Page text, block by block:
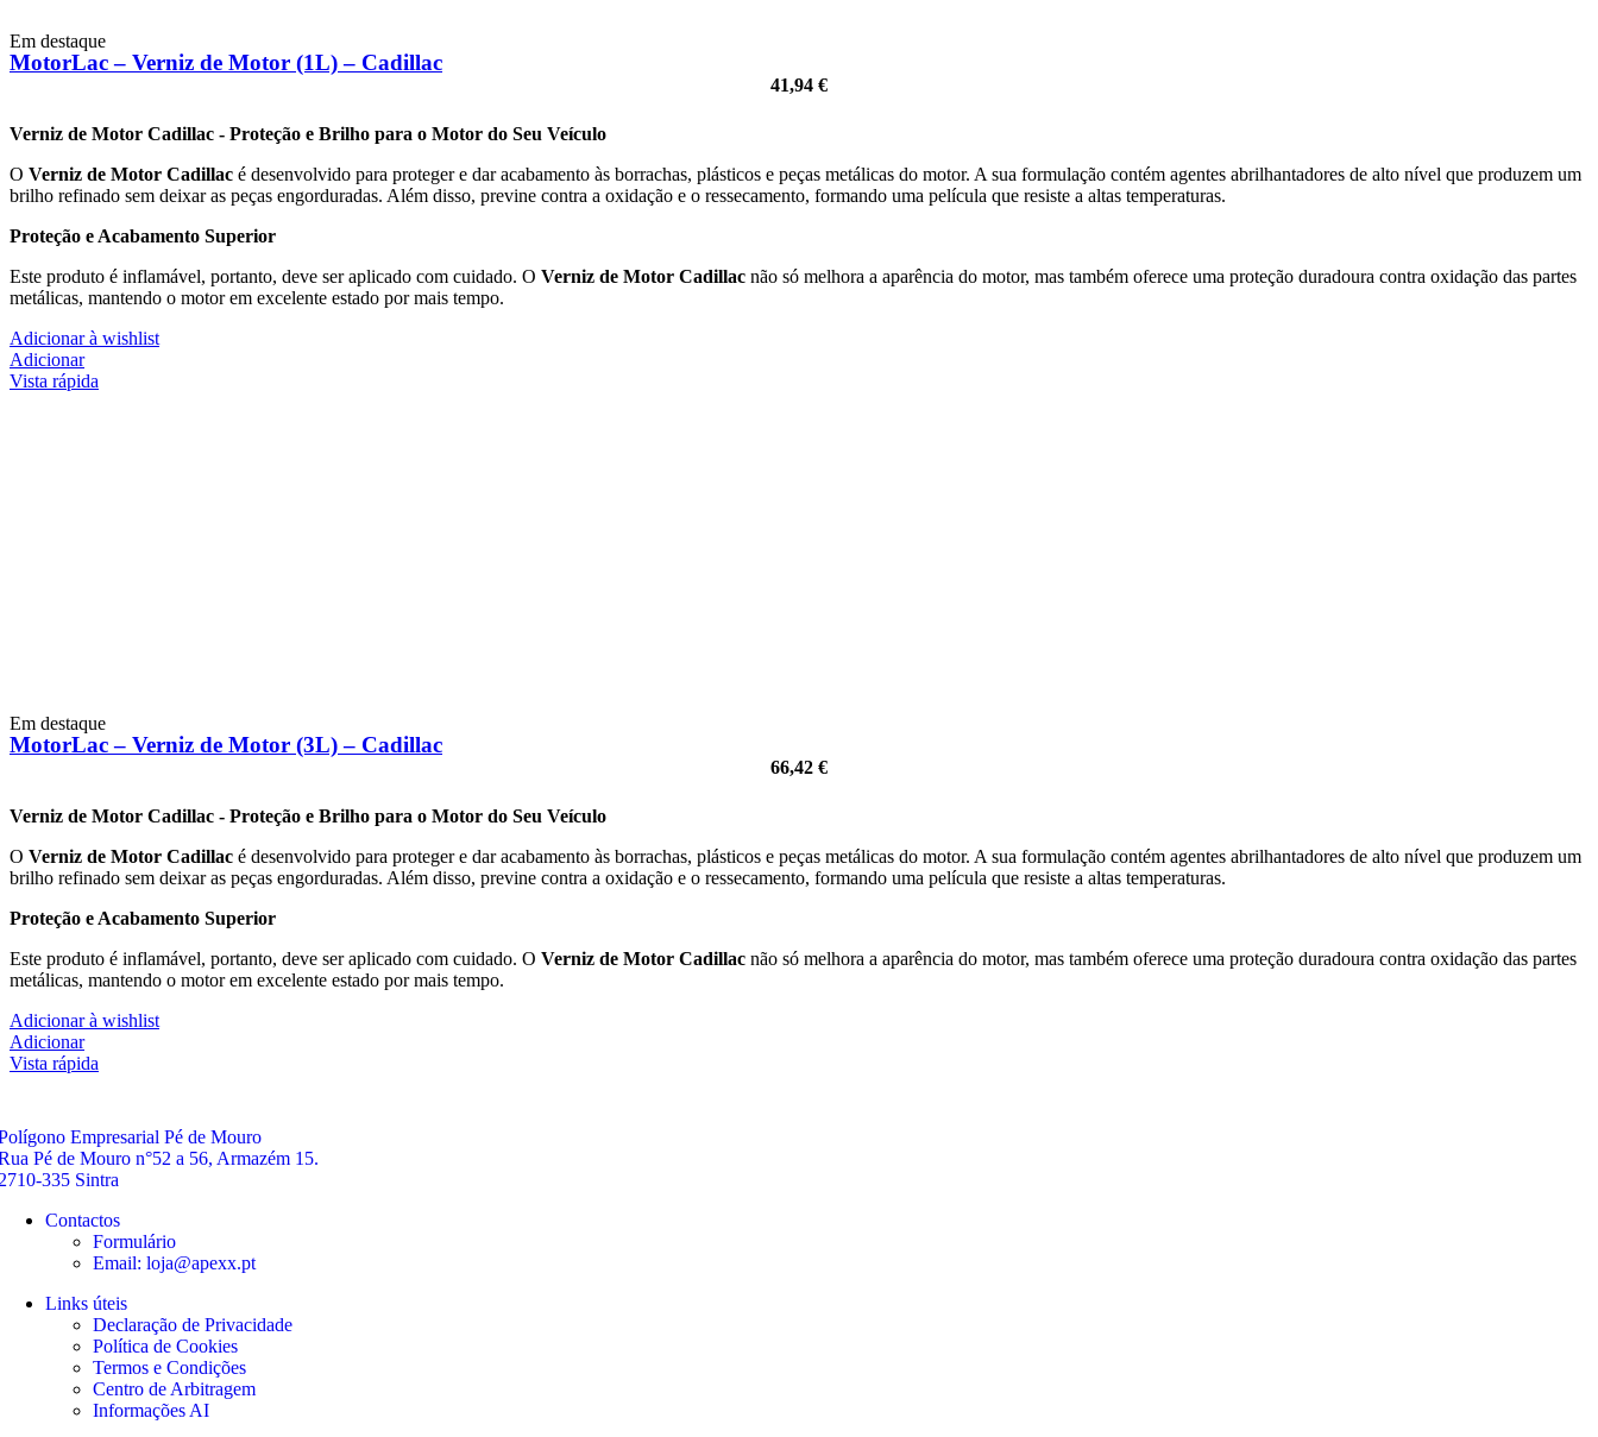
Em destaque
MotorLac – Verniz de Motor (1L) – Cadillac
41,94 €
Verniz de Motor Cadillac - Proteção e Brilho para o Motor do Seu Veículo
O Verniz de Motor Cadillac é desenvolvido para proteger e dar acabamento às borrachas, plásticos e peças metálicas do motor. A sua formulação contém agentes abrilhantadores de alto nível que produzem um
brilho refinado sem deixar as peças engorduradas. Além disso, previne contra a oxidação e o ressecamento, formando uma película que resiste a altas temperaturas.
Proteção e Acabamento Superior
Este produto é inflamável, portanto, deve ser aplicado com cuidado. O Verniz de Motor Cadillac não só melhora a aparência do motor, mas também oferece uma proteção duradoura contra oxidação das partes
metálicas, mantendo o motor em excelente estado por mais tempo.
Adicionar à wishlist
Adicionar
Vista rápida
Em destaque
MotorLac – Verniz de Motor (3L) – Cadillac
66,42 €
Verniz de Motor Cadillac - Proteção e Brilho para o Motor do Seu Veículo
O Verniz de Motor Cadillac é desenvolvido para proteger e dar acabamento às borrachas, plásticos e peças metálicas do motor. A sua formulação contém agentes abrilhantadores de alto nível que produzem um
brilho refinado sem deixar as peças engorduradas. Além disso, previne contra a oxidação e o ressecamento, formando uma película que resiste a altas temperaturas.
Proteção e Acabamento Superior
Este produto é inflamável, portanto, deve ser aplicado com cuidado. O Verniz de Motor Cadillac não só melhora a aparência do motor, mas também oferece uma proteção duradoura contra oxidação das partes
metálicas, mantendo o motor em excelente estado por mais tempo.
Adicionar à wishlist
Adicionar
Vista rápida
Empresarial Pé de Mouro
Pé de Mouro n°52 a 56, Armazém 15.
335 Sintra
Contactos
Formulário
Email: loja@apexx.pt
Links úteis
Declaração de Privacidade
Política de Cookies
Termos e Condições
Centro de Arbitragem
Informações AI